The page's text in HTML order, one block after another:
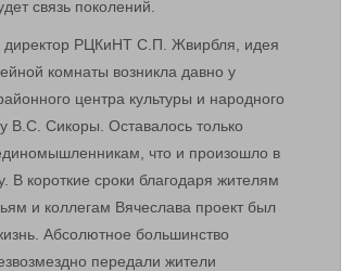
связь поколений.
директор РЦКиНТ С.П. Жвирбля, идея
комнаты возникла давно у
центра культуры и народного
В.С. Сикоры. Оставалось только
что и произошло в
В короткие сроки благодаря жителям
и коллегам Вячеслава проект был
Абсолютное большинство
передали жители